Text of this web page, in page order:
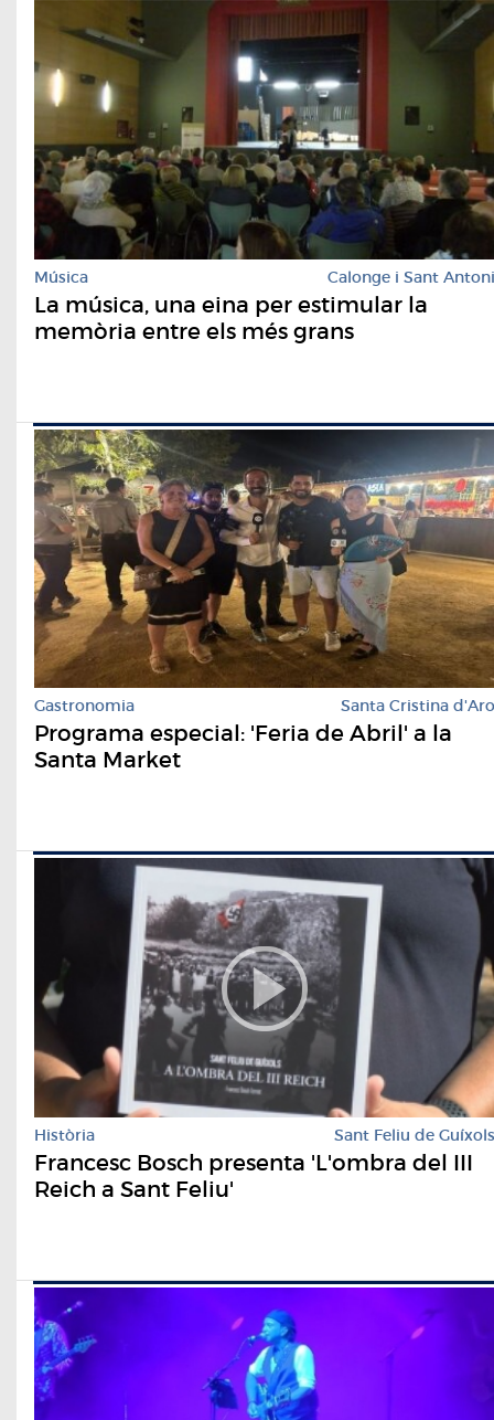
Música Calonge i Sant Antoni
La música, una eina per estimular la
memòria entre els més grans
Gastronomia Santa Cristina d'Aro
Programa especial: 'Feria de Abril' a la
Santa Market
Història Sant Feliu de Guíxols
Francesc Bosch presenta 'L'ombra del III
Reich a Sant Feliu'